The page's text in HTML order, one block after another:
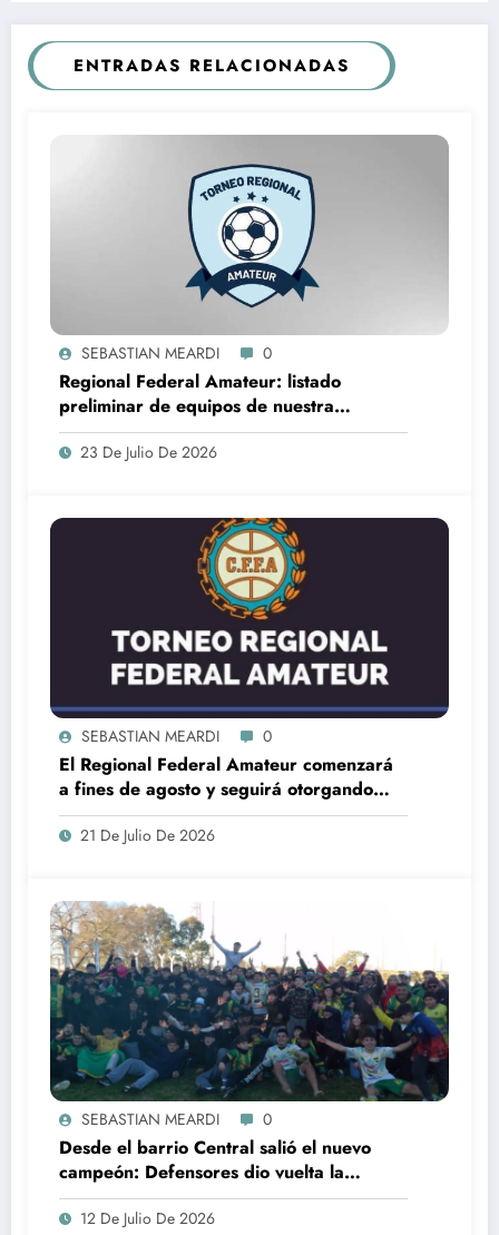
ENTRADAS RELACIONADAS
SEBASTIAN MEARDI 0
Regional Federal Amateur: listado
preliminar de equipos de nuestra
provincia que lo jugarán
23 De Julio De 2026
SEBASTIAN MEARDI 0
El Regional Federal Amateur comenzará
a fines de agosto y seguirá otorgando
cuatro ascensos al Torneo Federal A
21 De Julio De 2026
SEBASTIAN MEARDI 0
Desde el barrio Central salió el nuevo
campeón: Defensores dio vuelta la
historia ante El Huracán y se quedó con
el Torneo 6 Ligas
12 De Julio De 2026